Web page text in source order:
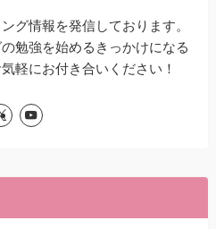
グ情報を発信しております。
勉強を始めるきっかけになる
軽にお付き合いください！